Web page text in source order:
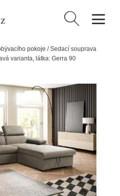
Vyhledávání
pokoje /Sedací souprava
varianta, látka: Gerra 90